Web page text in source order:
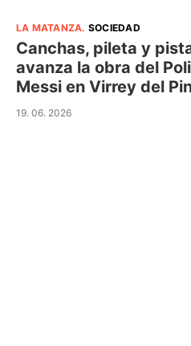
LA MATANZA. SOCIEDAD
Canchas, pileta y
avanza la obra del
Messi en Virrey del
19. 06. 2026